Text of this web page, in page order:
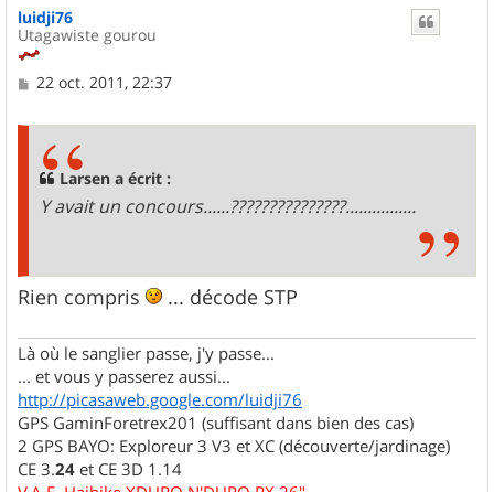
luidji76
Utagawiste gourou
M
22 oct. 2011, 22:37
Larsen a écrit :
Y avait un concours......???????????????................
Rien compris ... décode STP
Là où le sanglier passe, j'y passe...
... et vous y passerez aussi...
http://picasaweb.google.com/luidji76
GPS GaminForetrex201 (suffisant dans bien des cas)
2 GPS BAYO: Exploreur 3 V3 et XC (découverte/jardinage)
CE 3.24 et CE 3D 1.14